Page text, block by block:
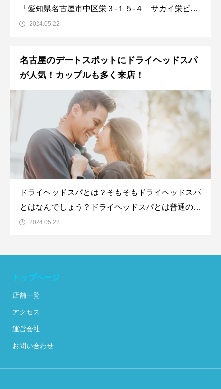
「愛知県名古屋市中区栄３-１５-４ サカイ栄ビル
８F」にあるドライヘッドスパ専門店です。2017年
2024.05.22
名古屋のデートスポットにドライヘッドスパ
が人気！カップルも多く来店！
ドライヘッドスパとは？そもそもドライヘッドスパ
とはなんでしょう？ドライヘッドスパとは普通のヘ
ッドスパとは違い、水を使わないヘッドマッサージ
2024.05.22
トップページ
店舗一覧
アクセス
運営会社
お問い合わせ